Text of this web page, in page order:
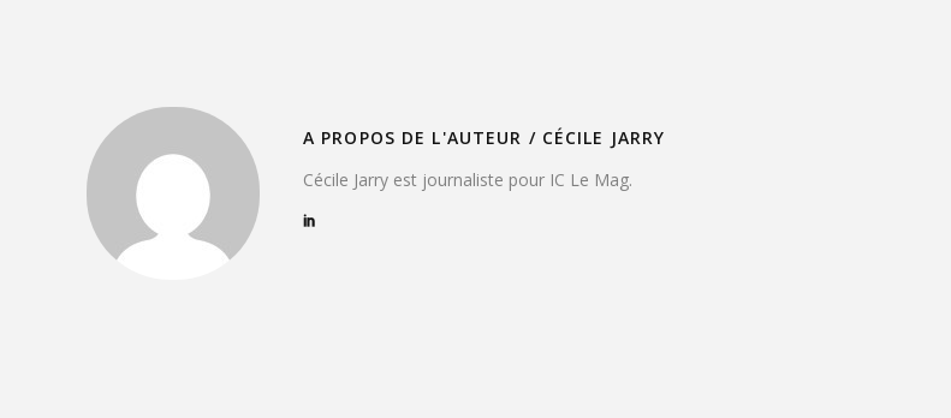
A PROPOS DE L'AUTEUR / CÉCILE JARRY
Cécile Jarry est journaliste pour IC Le Mag.